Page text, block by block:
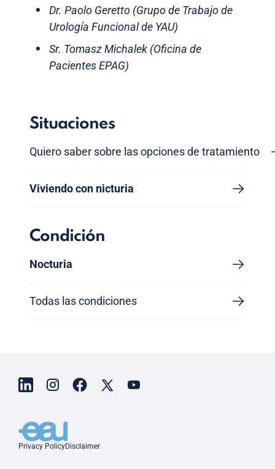
Dr. Paolo Geretto (Grupo de Trabajo de
Urología Funcional de YAU)
Sr. Tomasz Michalek (Oficina de
Pacientes EPAG)
Situaciones
Quiero saber sobre las opciones de tratamiento
Viviendo con nicturia
Condición
Nocturia
Todas las condiciones
Privacy PolicyDisclaimer